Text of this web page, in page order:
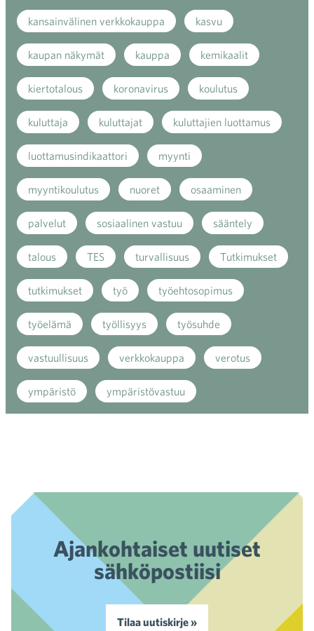
kansainvälinen verkkokauppa kasvu
kaupan näkymät kauppa kemikaalit
kiertotalous koronavirus koulutus
kuluttaja kuluttajat kuluttajien luottamus
luottamusindikaattori myynti
myyntikoulutus nuoret osaaminen
palvelut sosiaalinen vastuu sääntely
talous TES turvallisuus Tutkimukset
tutkimukset työ työehtosopimus
työelämä työllisyys työsuhde
vastuullisuus verkkokauppa verotus
ympäristö ympäristövastuu
Ajankohtaiset uutiset
sähköpostiisi
Tilaa uutiskirje »